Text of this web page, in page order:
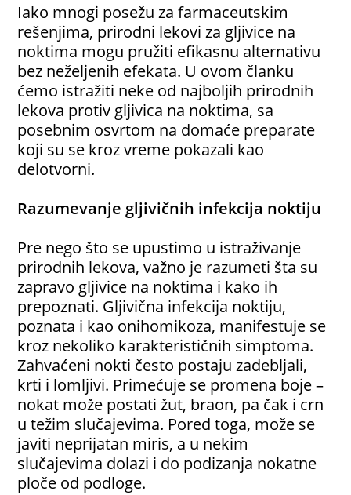
Iako mnogi posežu za farmaceutskim
rešenjima, prirodni lekovi za gljivice na
noktima mogu pružiti efikasnu alternativu
bez neželjenih efekata. U ovom članku
ćemo istražiti neke od najboljih prirodnih
lekova protiv gljivica na noktima, sa
posebnim osvrtom na domaće preparate
koji su se kroz vreme pokazali kao
delotvorni.
Razumevanje gljivičnih infekcija noktiju
Pre nego što se upustimo u istraživanje
prirodnih lekova, važno je razumeti šta su
zapravo gljivice na noktima i kako ih
prepoznati. Gljivična infekcija noktiju,
poznata i kao onihomikoza, manifestuje se
kroz nekoliko karakterističnih simptoma.
Zahvaćeni nokti često postaju zadebljali,
krti i lomljivi. Primećuje se promena boje –
nokat može postati žut, braon, pa čak i crn
u težim slučajevima. Pored toga, može se
javiti neprijatan miris, a u nekim
slučajevima dolazi i do podizanja nokatne
ploče od podloge.